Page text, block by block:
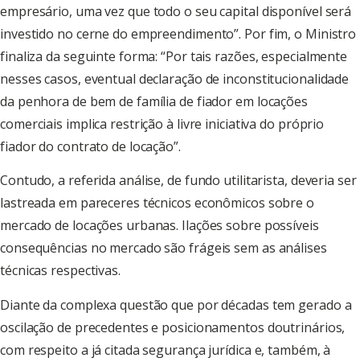
empresário, uma vez que todo o seu capital disponível será
investido no cerne do empreendimento”. Por fim, o Ministro
finaliza da seguinte forma: “Por tais razões, especialmente
nesses casos, eventual declaração de inconstitucionalidade
da penhora de bem de família de fiador em locações
comerciais implica restrição à livre iniciativa do próprio
fiador do contrato de locação”.
Contudo, a referida análise, de fundo utilitarista, deveria ser
lastreada em pareceres técnicos econômicos sobre o
mercado de locações urbanas. Ilações sobre possíveis
consequências no mercado são frágeis sem as análises
técnicas respectivas.
Diante da complexa questão que por décadas tem gerado a
oscilação de precedentes e posicionamentos doutrinários,
com respeito a já citada segurança jurídica e, também, à